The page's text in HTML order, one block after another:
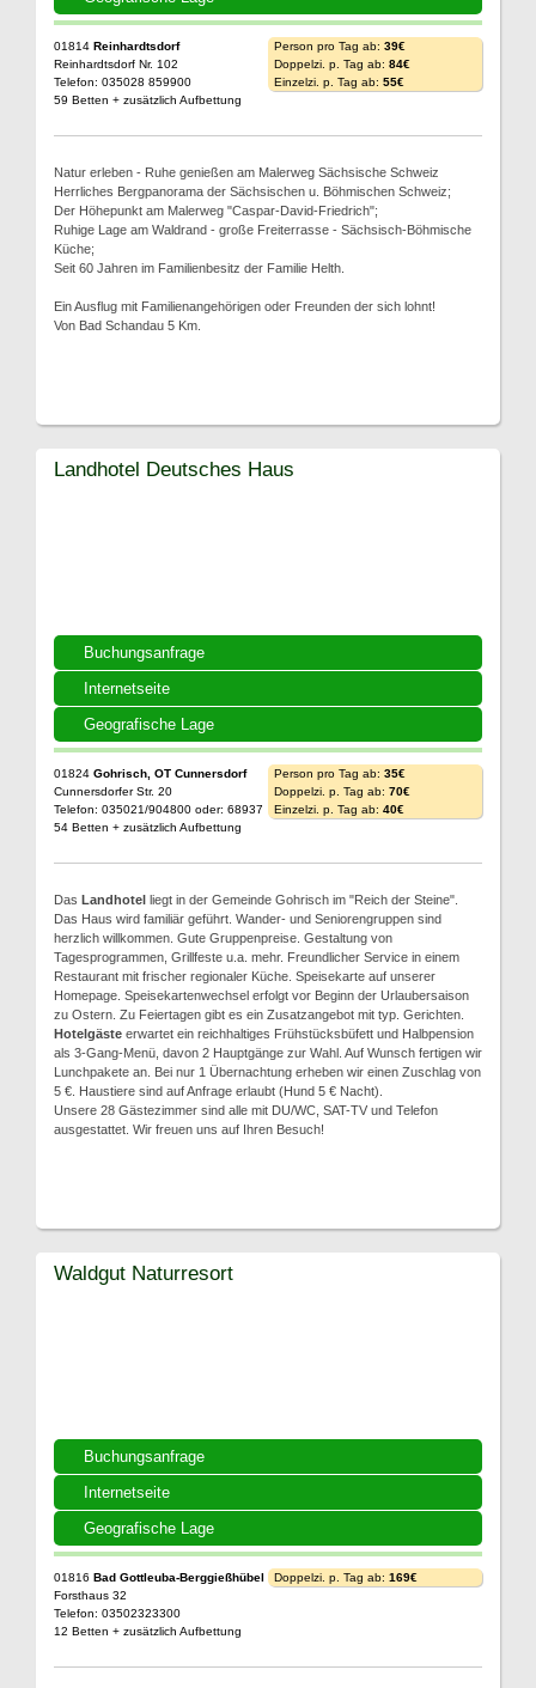
01814 Reinhardtsdorf
Reinhardtsdorf Nr. 102
Telefon: 035028 859900
59 Betten + zusätzlich Aufbettung
Person pro Tag ab: 39€
Doppelzi. p. Tag ab: 84€
Einzelzi. p. Tag ab: 55€
Natur erleben - Ruhe genießen am Malerweg Sächsische Schweiz
Herrliches Bergpanorama der Sächsischen u. Böhmischen Schweiz;
Der Höhepunkt am Malerweg "Caspar-David-Friedrich";
Ruhige Lage am Waldrand - große Freiterrasse - Sächsisch-Böhmische
Küche;
Seit 60 Jahren im Familienbesitz der Familie Helth.
Ein Ausflug mit Familienangehörigen oder Freunden der sich lohnt!
Von Bad Schandau 5 Km.
Buchungsanfrage
Internetseite
Geografische Lage
Landhotel Deutsches Haus
01824 Gohrisch, OT Cunnersdorf
Cunnersdorfer Str. 20
Telefon: 035021/904800 oder: 68937
54 Betten + zusätzlich Aufbettung
Person pro Tag ab: 35€
Doppelzi. p. Tag ab: 70€
Einzelzi. p. Tag ab: 40€
Das Landhotel liegt in der Gemeinde Gohrisch im "Reich der Steine".
Das Haus wird familiär geführt. Wander- und Seniorengruppen sind
herzlich willkommen. Gute Gruppenpreise. Gestaltung von
Tagesprogrammen, Grillfeste u.a. mehr. Freundlicher Service in einem
Restaurant mit frischer regionaler Küche. Speisekarte auf unserer
Homepage. Speisekartenwechsel erfolgt vor Beginn der Urlaubersaison
zu Ostern. Zu Feiertagen gibt es ein Zusatzangebot mit typ. Gerichten.
Hotelgäste erwartet ein reichhaltiges Frühstücksbüfett und Halbpension
als 3-Gang-Menü, davon 2 Hauptgänge zur Wahl. Auf Wunsch fertigen wir
Lunchpakete an. Bei nur 1 Übernachtung erheben wir einen Zuschlag von
5 €. Haustiere sind auf Anfrage erlaubt (Hund 5 € Nacht).
Unsere 28 Gästezimmer sind alle mit DU/WC, SAT-TV und Telefon
ausgestattet. Wir freuen uns auf Ihren Besuch!
Buchungsanfrage
Internetseite
Geografische Lage
Waldgut Naturresort
01816 Bad Gottleuba-Berggießhübel
Forsthaus 32
Telefon: 03502323300
12 Betten + zusätzlich Aufbettung
Doppelzi. p. Tag ab: 169€